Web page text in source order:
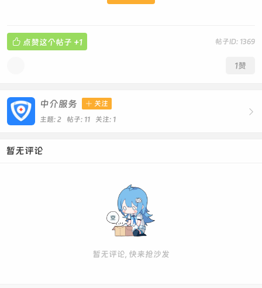
帖子ID: 1369
 点赞这个帖子 +1
1赞

中介服务  关注
主题: 2 帖子: 11 关注: 1
暂无评论
暂无评论, 快来抢沙发